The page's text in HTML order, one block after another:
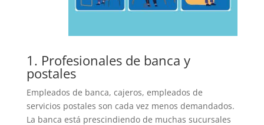
1. Profesionales de banca y
postales
Empleados de banca, cajeros, empleados de
servicios postales son cada vez menos demandados.
La banca está prescindiendo de muchas sucursales